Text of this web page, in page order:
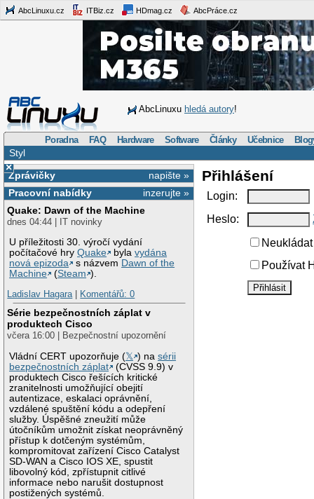
AbcLinuxu.cz ITBiz.cz HDmag.cz AbcPráce.cz
AbcLinuxu hledá autory!
Poradna FAQ Hardware Software Články Učebnice
Styl
×
napište »
Zprávičky
inzerujte »
Pracovní nabídky
Quake: Dawn of the Machine
dnes 04:44 | IT novinky
U příležitosti 30. výročí vydání
počítačové hryQuake bylavydána
nová epizoda
s názvem Dawn of the
Machine
(Steam ).
Ladislav Hagara| Komentářů: 0
Série bezpečnostních záplat v
produktech Cisco
včera 16:00 | Bezpečnostní upozornění
Vládní CERT upozorňuje (𝕏 ) nasérii
bezpečnostních záplat
(CVSS 9.9) v
produktech Cisco řešících kritické
zranitelnosti umožňující obejití
autentizace, eskalaci oprávnění,
vzdálené spuštění kódu a odepření
služby. Úspěšné zneužití může
útočníkům umožnit získat neoprávněný
přístup k dotčeným systémům,
kompromitovat zařízení Cisco Catalyst
SD-WAN a Cisco IOS XE, spustit
libovolný kód, zpřístupnit citlivé
informace nebo narušit dostupnost
postižených systémů.
Přihlášení
Login:
Heslo:
Používat